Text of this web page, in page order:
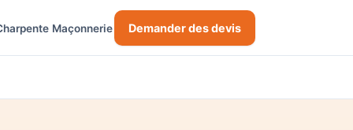
Maçonnerie Demander des devis